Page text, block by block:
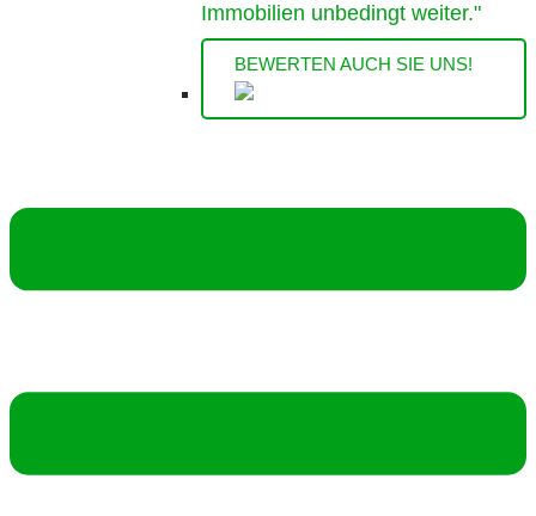
Immobilien unbedingt weiter."
BEWERTEN AUCH SIE UNS!